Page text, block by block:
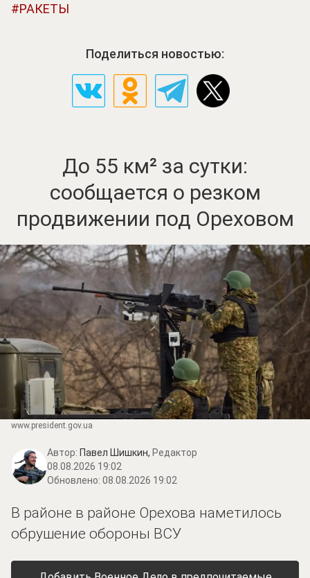
РАКЕТЫ
Поделиться новостью:
До 55 км² за сутки:
сообщается о резком
продвижении под Ореховом
www.prеsidеnt.gоv.uа
Автор: Павел Шишкин, Редактор
08.08.2026 19:02
Обновлено: 08.08.2026 19:02
В районе в районе Орехова наметилось
обрушение обороны ВСУ